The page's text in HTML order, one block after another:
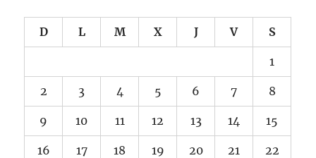
D L M X J V S
1
2 3 4 5 6 7 8
9 10 11 12 13 14 15
16 17 18 19 20 21 22